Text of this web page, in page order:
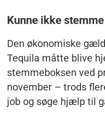
Kunne ikke
Den økonomiske
Tequila måtte blive
stemmeboksen ved
november – trods
job og søge hjælp til